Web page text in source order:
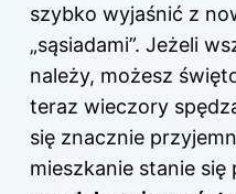
szybko wyjaśnić z
„sąsiadami”. Jeżeli
należy, możesz
teraz wieczory
się znacznie
mieszkanie stanie się